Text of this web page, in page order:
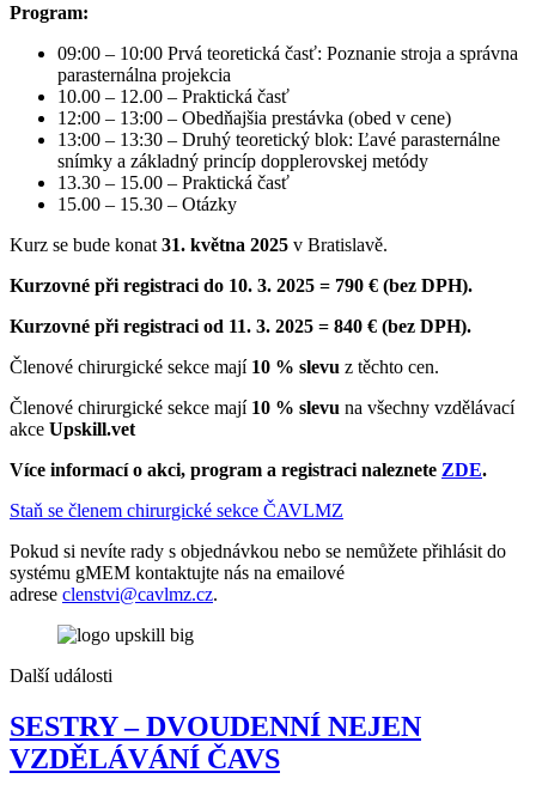
Program:
09:00 – 10:00 Prvá teoretická časť: Poznanie stroja a správna
parasternálna projekcia
10.00 – 12.00 – Praktická časť
12:00 – 13:00 – Obedňajšia prestávka (obed v cene)
13:00 – 13:30 – Druhý teoretický blok: Ľavé parasternálne
snímky a základný princíp dopplerovskej metódy
13.30 – 15.00 – Praktická časť
15.00 – 15.30 – Otázky
Kurz se bude konat 31. května 2025 v Bratislavě.
Kurzovné při registraci do 10. 3. 2025 = 790 € (bez DPH).
Kurzovné při registraci od 11. 3. 2025 = 840 € (bez DPH).
Členové chirurgické sekce mají 10 % slevu z těchto cen.
Členové chirurgické sekce mají 10 % slevu na všechny vzdělávací
akce Upskill.vet
Více informací o akci, program a registraci naleznete ZDE.
Staň se členem chirurgické sekce ČAVLMZ
Pokud si nevíte rady s objednávkou nebo se nemůžete přihlásit do
systému gMEM kontaktujte nás na emailové
adrese clenstvi@cavlmz.cz.
Další události
SESTRY – DVOUDENNÍ NEJEN
VZDĚLÁVÁNÍ ČAVS